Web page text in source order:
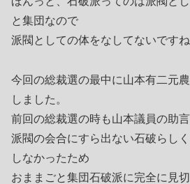
と集団なので
派閥としての体をなしてないですね
今回の総裁選の最中に山本有二元
しました。
前回の総裁選の時も山本議員の助
派閥の会合にすら出ない石破らし
しなかったため
おままごと集団石破派に完全に見